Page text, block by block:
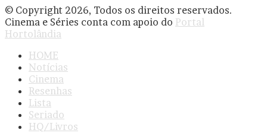
© Copyright 2026, Todos os direitos reservados.
Cinema e Séries conta com apoio do Portal
Hortolândia
HOME
Notícias
Cinema
Resenhas
Lista
Seriado
HQ/Livros